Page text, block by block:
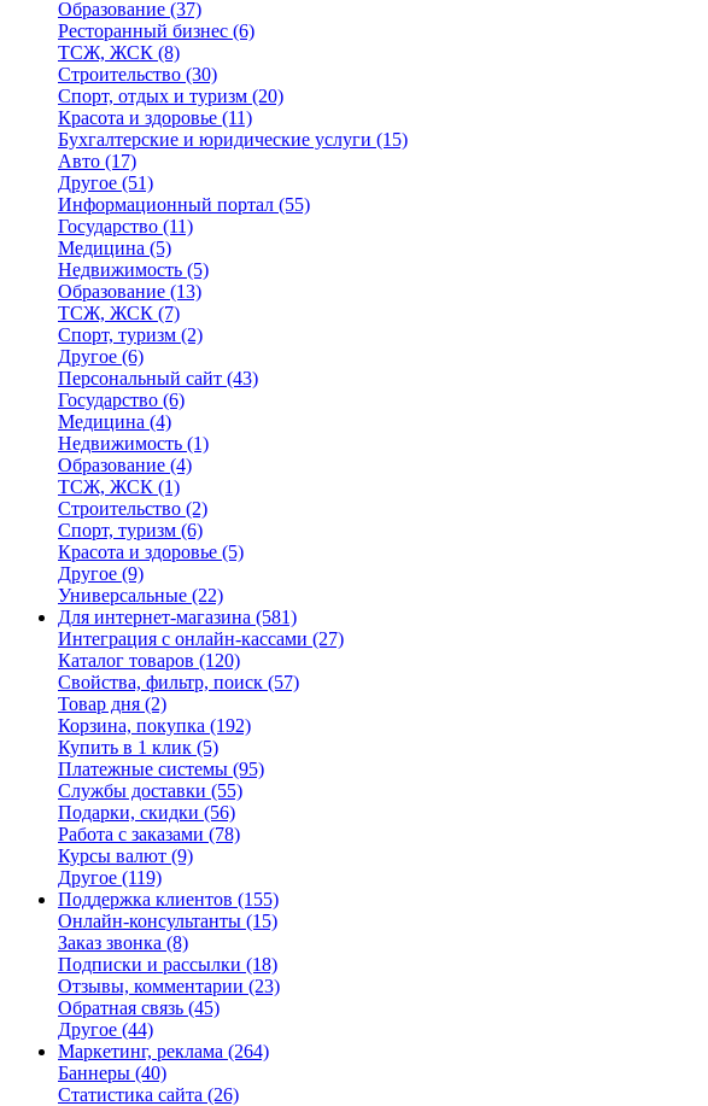
Образование (37)
Ресторанный бизнес (6)
ТСЖ, ЖСК (8)
Строительство (30)
Спорт, отдых и туризм (20)
Красота и здоровье (11)
Бухгалтерские и юридические услуги (15)
Авто (17)
Другое (51)
Информационный портал (55)
Государство (11)
Медицина (5)
Недвижимость (5)
Образование (13)
ТСЖ, ЖСК (7)
Спорт, туризм (2)
Другое (6)
Персональный сайт (43)
Государство (6)
Медицина (4)
Недвижимость (1)
Образование (4)
ТСЖ, ЖСК (1)
Строительство (2)
Спорт, туризм (6)
Красота и здоровье (5)
Другое (9)
Универсальные (22)
Для интернет-магазина (581)
Интеграция с онлайн-кассами (27)
Каталог товаров (120)
Свойства, фильтр, поиск (57)
Товар дня (2)
Корзина, покупка (192)
Купить в 1 клик (5)
Платежные системы (95)
Службы доставки (55)
Подарки, скидки (56)
Работа с заказами (78)
Курсы валют (9)
Другое (119)
Поддержка клиентов (155)
Онлайн-консультанты (15)
Заказ звонка (8)
Подписки и рассылки (18)
Отзывы, комментарии (23)
Обратная связь (45)
Другое (44)
Маркетинг, реклама (264)
Баннеры (40)
Статистика сайта (26)